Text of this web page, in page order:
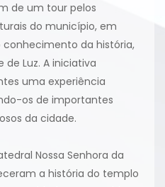
de um tour pelos
do município, em
da história,
Luz. A iniciativa
uma experiência
os de importantes
da cidade.
Nossa Senhora da
a história do templo